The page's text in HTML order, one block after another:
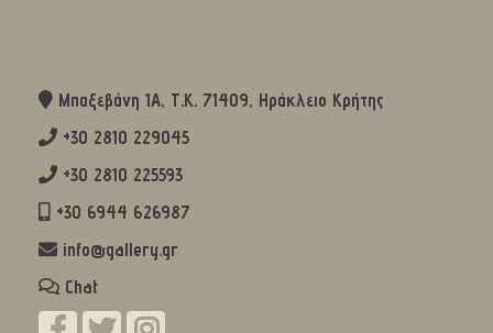
Μπαξεβάνη 1Α, Τ.Κ. 71409, Ηράκλειο Κρήτης
+30 2810 229045
+30 2810 225593
+30 6944 626987
info@gallery.gr
Chat